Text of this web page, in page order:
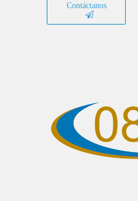
Contáctanos